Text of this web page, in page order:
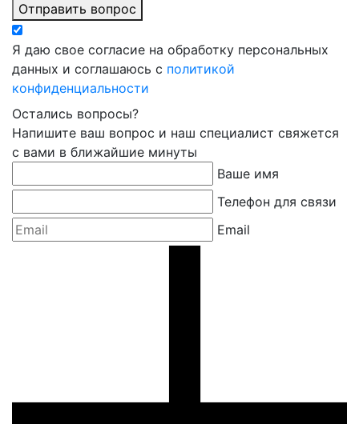
Отправить вопрос
Я даю свое согласие на обработку персональных
данных и соглашаюсь с политикой
конфиденциальности
Остались вопросы?
Напишите ваш вопрос и наш специалист свяжется
с вами в ближайшие минуты
Ваше имя
Телефон для связи
Email